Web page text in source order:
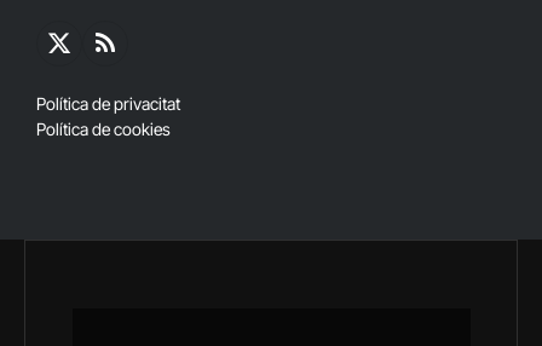
X
RSS
Política de privacitat
Política de cookies